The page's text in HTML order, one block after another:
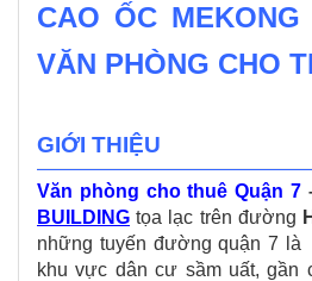
CAO ỐC
VĂN PHÒNG CHO
GIỚI THIỆU
Văn phòng cho thuê Quận 7
BUILDING tọa lạc trên đường
những tuyến đường quận 7 là
khu vực dân cư sầm uất, gần